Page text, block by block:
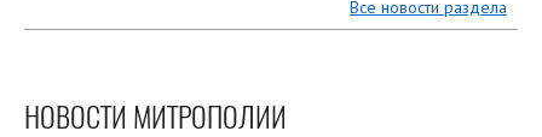
Все новости раздела
НОВОСТИ МИТРОПОЛИИ